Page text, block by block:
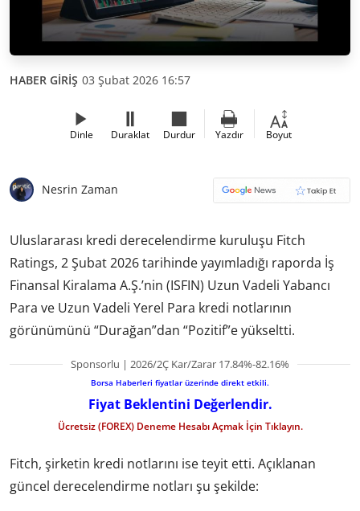
HABER GİRİŞ 03 Şubat 2026 16:57
Dinle Duraklat Durdur Yazdır Boyut
Nesrin Zaman
Uluslararası kredi derecelendirme kuruluşu Fitch
Ratings, 2 Şubat 2026 tarihinde yayımladığı raporda İş
Finansal Kiralama A.Ş.’nin (ISFIN) Uzun Vadeli Yabancı
Para ve Uzun Vadeli Yerel Para kredi notlarının
görünümünü “Durağan”dan “Pozitif”e yükseltti.
Sponsorlu | 2026/2Ç Kar/Zarar 17.84%-82.16%
Borsa Haberleri fiyatlar üzerinde direkt etkili.
Fiyat Beklentini Değerlendir.
Ücretsiz (FOREX) Deneme Hesabı Açmak İçin Tıklayın.
Fitch, şirketin kredi notlarını ise teyit etti. Açıklanan
güncel derecelendirme notları şu şekilde: